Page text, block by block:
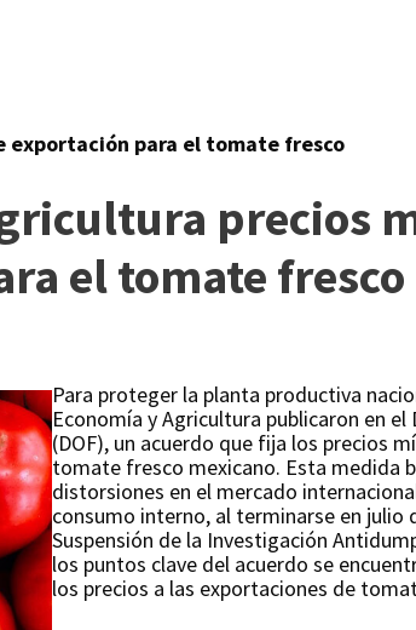
exportación para el tomate fresco
precios
el tomate fresco
Para proteger la planta productiva
Economía y Agricultura publicaron en
(DOF), un acuerdo que fija los precios
tomate fresco mexicano. Esta medida
distorsiones en el mercado
consumo interno, al terminarse en julio
Suspensión de la Investigación
los puntos clave del acuerdo se
los precios a las exportaciones de